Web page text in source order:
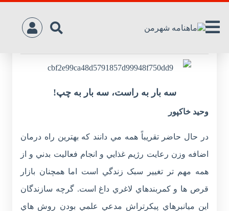
سه ‌بار به‌ راست، سه‌ بار به ‌چپ!
وحيد خاکپور
در حال حاضر تقريباً همه مي دانند که بهترين راه درمان
اضافه وزن رعايت رژيم غذايي و انجام فعاليت بدني و از
همه مهم تر تغيير سبک زندگي است اما همچنان بازار
قرص ها و کمربندهاي لاغري داغ است. گرچه سازندگان
اين ميانبرهاي پيکرتراش مدعي علمي بودن روش هاي